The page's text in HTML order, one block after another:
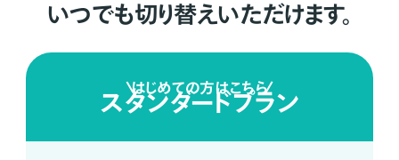
いつでも切り替えいただけます。
はじめての方はこちら
スタンダードプラン